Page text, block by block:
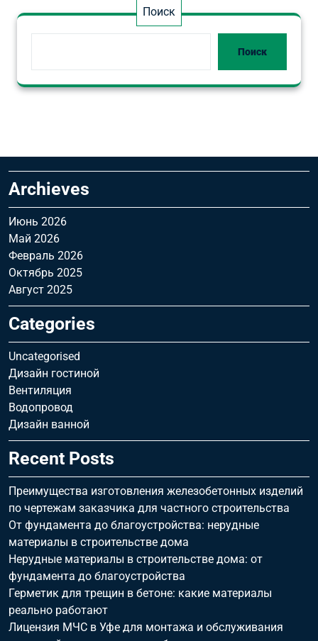
Поиск
Поиск
Archieves
Июнь 2026
Май 2026
Февраль 2026
Октябрь 2025
Август 2025
Categories
Uncategorised
Дизайн гостиной
Вентиляция
Водопровод
Дизайн ванной
Recent Posts
Преимущества изготовления железобетонных изделий
по чертежам заказчика для частного строительства
От фундамента до благоустройства: нерудные
материалы в строительстве дома
Нерудные материалы в строительстве дома: от
фундамента до благоустройства
Герметик для трещин в бетоне: какие материалы
реально работают
Лицензия МЧС в Уфе для монтажа и обслуживания